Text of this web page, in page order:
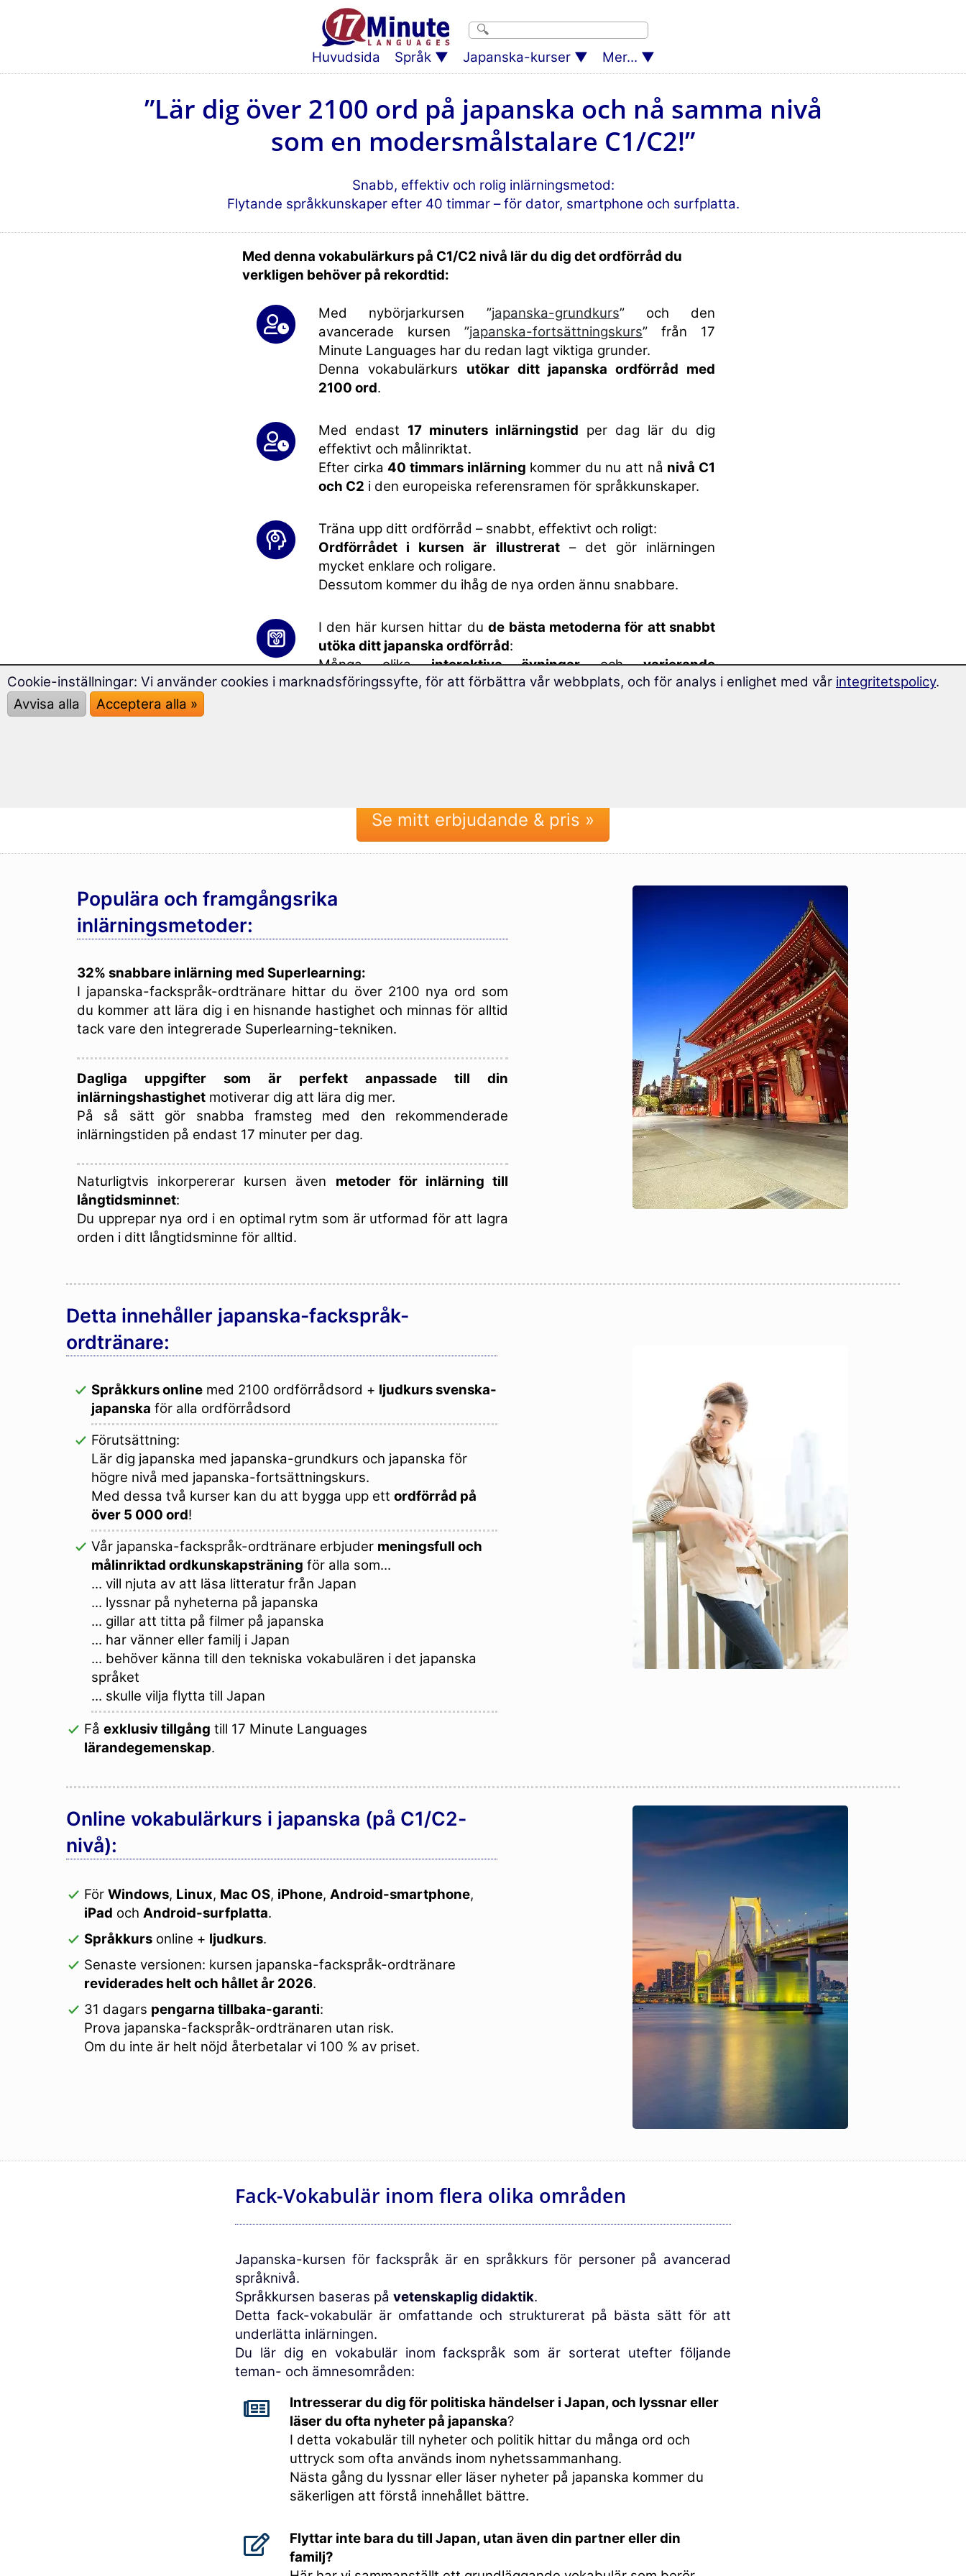
Huvudsida Språk Japanska-kurser Mer...
”Lär dig över 2100 ord på japanska och nå samma nivå
som en modersmålstalare C1/C2!”
Snabb, effektiv och rolig inlärningsmetod:
Flytande språkkunskaper efter 40 timmar – för dator, smartphone och surfplatta.
Med denna vokabulärkurs på C1/C2 nivå lär du dig det ordförråd du
verkligen behöver på rekordtid:
Med nybörjarkursen ”japanska-grundkurs” och den
avancerade kursen ”japanska-fortsättningskurs” från 17
Minute Languages har du redan lagt viktiga grunder.
Denna vokabulärkurs utökar ditt japanska ordförråd med
2100 ord.
Med endast 17 minuters inlärningstid per dag lär du dig
effektivt och målinriktat.
Efter cirka40 timmars inlärning kommer du nu att nå nivå C1
och C2 i den europeiska referensramen för språkkunskaper.
Träna upp ditt ordförråd – snabbt, effektivt och roligt:
Ordförrådet i kursen är illustrerat– det gör inlärningen
mycket enklare och roligare.
Dessutom kommer du ihåg de nya orden ännu snabbare.
I den här kursen hittar dude bästa metoderna för att snabbt
utöka ditt japanska ordförråd:
Många olikainteraktiva övningarochvarierande
inlärningsmetoderlagrar ordförrådet i ditt långtidsminne.
Se mitt erbjudande & pris »
Populära och framgångsrika
inlärningsmetoder:
32% snabbare inlärning med Superlearning:
I japanska-fackspråk-ordtränare hittar du över 2100 nya ord som
du kommer att lära dig i en hisnande hastighet och minnas för alltid
tack vare den integrerade Superlearning-tekniken.
Dagliga uppgifter som är perfekt anpassade till din
inlärningshastighet motiverar dig att lära dig mer.
På så sätt gör snabba framsteg med den rekommenderade
inlärningstiden på endast 17 minuter per dag.
Naturligtvis inkorpererar kursen även metoder för inlärning till
långtidsminnet:
Du upprepar nya ord i en optimal rytm som är utformad för att lagra
orden i ditt långtidsminne för alltid.
Detta innehåller japanska-fackspråk-
ordtränare:
Språkkurs online med 2100 ordförrådsord + ljudkurs svenska-
japanska för alla ordförrådsord
Förutsättning:
Lär dig japanska med japanska-grundkurs och japanska för
högre nivå med japanska-fortsättningskurs.
Med dessa två kurser kan du att bygga upp ett ordförråd på
över 5 000 ord!
Vår japanska-fackspråk-ordtränare erbjuder meningsfull och
målinriktad ordkunskapsträning för alla som...
... vill njuta av att läsa litteratur från Japan
... lyssnar på nyheterna på japanska
... gillar att titta på filmer på japanska
... har vänner eller familj i Japan
... behöver känna till den tekniska vokabulären i det japanska
språket
... skulle vilja flytta till Japan
Få exklusiv tillgång till 17 Minute Languages
lärandegemenskap.
Online vokabulärkurs i japanska (på C1/C2-
nivå):
För Windows, Linux, Mac OS, iPhone, Android-smartphone,
iPad och Android-surfplatta.
Språkkurs online + ljudkurs.
Senaste versionen: kursen japanska-fackspråk-ordtränare
reviderades helt och hållet år 2026.
31 dagars pengarna tillbaka-garanti:
Prova japanska-fackspråk-ordtränaren utan risk.
Om du inte är helt nöjd återbetalar vi 100 % av priset.
Fack-Vokabulär inom flera olika områden
Japanska-kursen för fackspråk är en språkkurs för personer på avancerad
språknivå.
Språkkursen baseras på vetenskaplig didaktik.
Detta fack-vokabulär är omfattande och strukturerat på bästa sätt för att
underlätta inlärningen.
Du lär dig en vokabulär inom fackspråk som är sorterat utefter följande
teman- och ämnesområden:
Intresserar du dig för politiska händelser i Japan, och lyssnar eller
läser du ofta nyheter på japanska?
I detta vokabulär till nyheter och politik hittar du många ord och
uttryck som ofta används inom nyhetssammanhang.
Nästa gång du lyssnar eller läser nyheter på japanska kommer du
säkerligen att förstå innehållet bättre.
Flyttar inte bara du till Japan, utan även din partner eller din
familj?
Cookie-inställningar: Vi använder cookies i marknadsföringssyfte, för att förbättra vår webbplats, och för analys i enlighet med vår integritetspolicy.
Avvisa alla
Acceptera alla »